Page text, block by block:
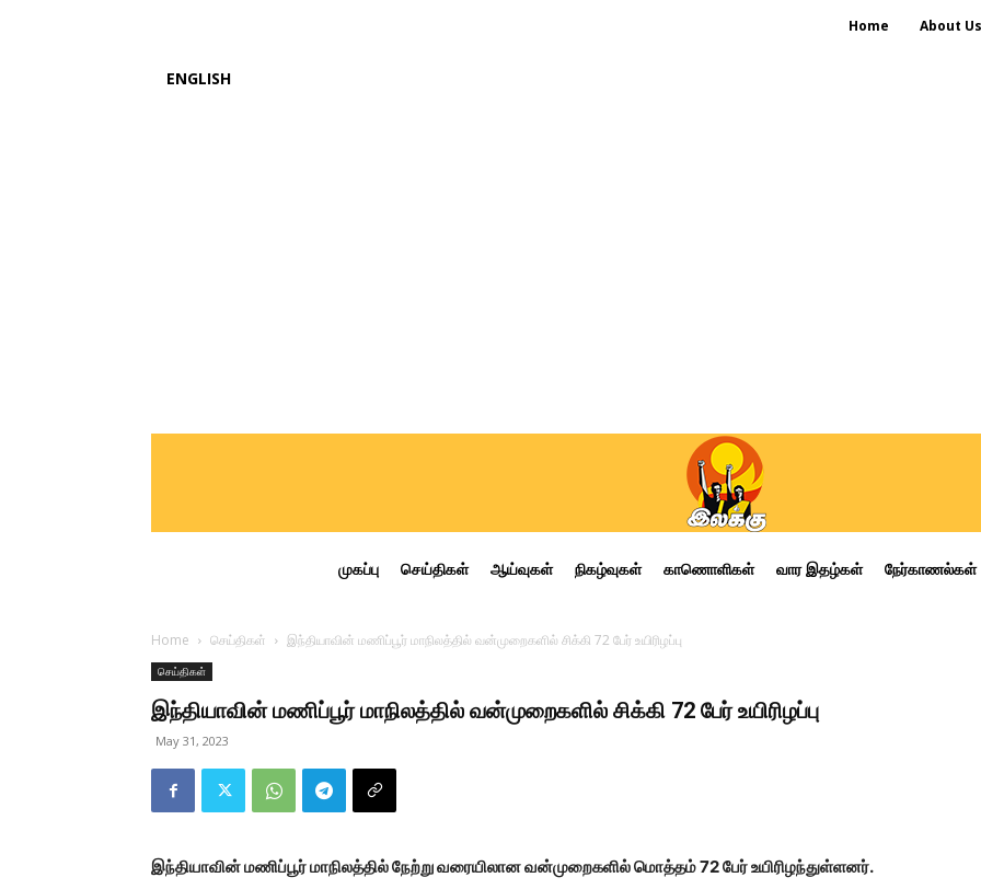
Home About Us
ENGLISH
முகப்பு செய்திகள் ஆய்வுகள் நிகழ்வுகள் காணொளிகள் வார இதழ்கள் நேர்காணல்கள்
Home செய்திகள் இந்தியாவின் மணிப்பூர் மாநிலத்தில் வன்முறைகளில் சிக்கி 72 பேர் உயிரிழப்பு
செய்திகள்
இந்தியாவின் மணிப்பூர் மாநிலத்தில் வன்முறைகளில் சிக்கி 72 பேர் உயிரிழப்பு
May 31, 2023
இந்தியாவின் மணிப்பூர் மாநிலத்தில் நேற்று வரையிலான வன்முறைகளில் மொத்தம் 72 பேர் உயிரிழந்துள்ளனர்.